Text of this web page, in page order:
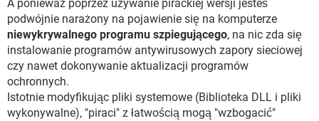
A ponieważ poprzez używanie pirackiej wersji jesteś
podwójnie narażony na pojawienie się na komputerze
niewykrywalnego programu szpiegującego, na nic zda się
instalowanie programów antywirusowych zapory sieciowej
czy nawet dokonywanie aktualizacji programów
ochronnych.
Istotnie modyfikując pliki systemowe (Biblioteka DLL i pliki
wykonywalne), "piraci" z łatwością mogą "wzbogacić"